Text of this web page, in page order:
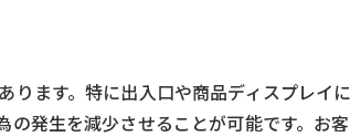
ります。特に出入口や商品ディスプレイ
発生を減少させることが可能です。お